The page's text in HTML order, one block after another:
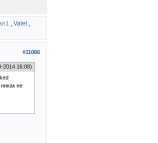
, Valet,
#11066
2014 16:08)
не